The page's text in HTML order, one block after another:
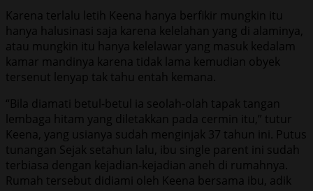
Karena terlalu letih Keena hanya berfikir mungkin itu
hanya halusinasi saja karena kelelahan yang di alaminya,
atau mungkin itu hanya kelelawar yang masuk kedalam
kamar mandinya karena tidak lama kemudian obyek
tersenut lenyap tak tahu entah kemana.
“Bila diamati betul-betul ia seolah-olah tapak tangan
lembaga hitam yang diletakkan pada cermin itu,” tutur
Keena, yang usianya sudah menginjak 37 tahun ini. Putus
tunangan Sejak setahun lalu, ibu single parent ini sudah
terbiasa dengan kejadian-kejadian aneh di rumahnya.
Rumah tersebut didiami oleh Keena bersama ibu, adik